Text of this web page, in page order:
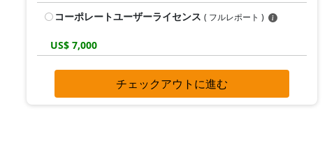
コーポレートユーザーライセンス ( フルレポート )
US$ 7,000
チェックアウトに進む